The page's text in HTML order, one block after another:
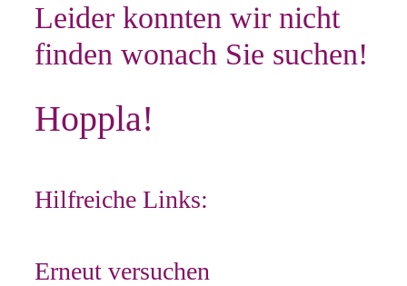
Leider konnten wir nicht
finden wonach Sie suchen!
Hoppla!
Hilfreiche Links:
Erneut versuchen